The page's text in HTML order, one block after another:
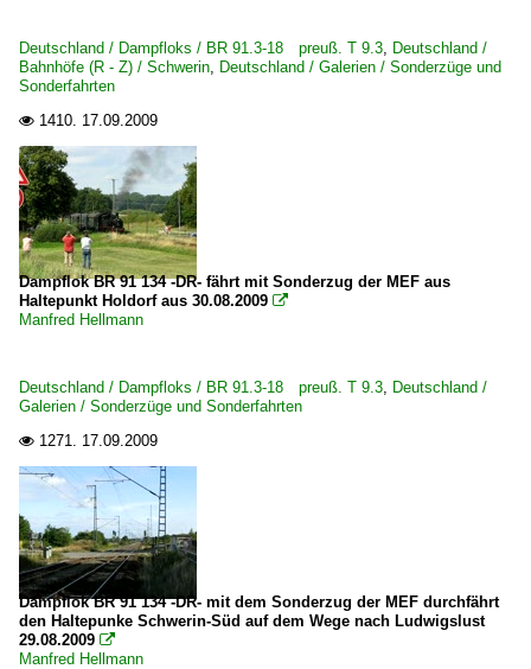
Deutschland / Dampfloks / BR 91.3-18 preuß. T 9.3, Deutschland /
Bahnhöfe (R - Z) / Schwerin, Deutschland / Galerien / Sonderzüge und
Sonderfahrten
 1410. 17.09.2009
Dampflok BR 91 134 -DR- fährt mit Sonderzug der MEF aus
Haltepunkt Holdorf aus 30.08.2009 
Manfred Hellmann
Deutschland / Dampfloks / BR 91.3-18 preuß. T 9.3, Deutschland /
Galerien / Sonderzüge und Sonderfahrten
 1271. 17.09.2009
Dampflok BR 91 134 -DR- mit dem Sonderzug der MEF durchfährt
den Haltepunke Schwerin-Süd auf dem Wege nach Ludwigslust
29.08.2009 
Manfred Hellmann